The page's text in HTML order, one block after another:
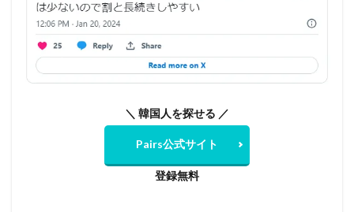
＼ 韓国人を探せる ／
Pairs公式サイト
登録無料